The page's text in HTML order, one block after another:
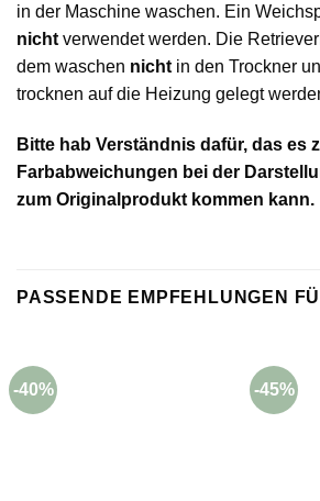
in der Maschine waschen. Ein
nicht verwendet werden. Die
dem waschen nicht in den Trockner
trocknen auf die Heizung gelegt
Bitte hab Verständnis dafür, das es
Farbabweichungen bei der
zum Originalprodukt kommen kann.
PASSENDE EMPFEHLUNGEN
-40% -45%